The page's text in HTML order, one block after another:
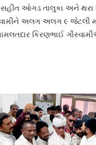
સહીત ઓગડ તાલુકા અને
અલગ અલગ ૯ જેટલી
કિરણભાઈ